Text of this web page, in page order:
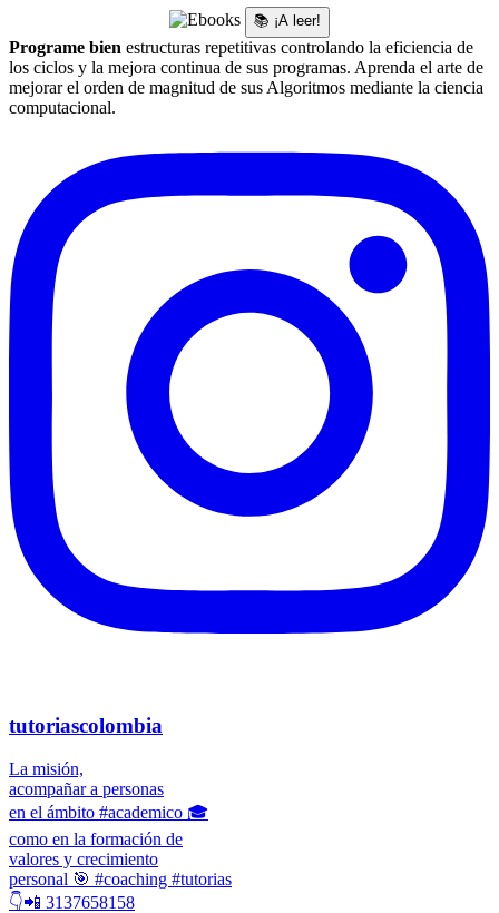
📚 ¡A leer!
Programe bien estructuras repetitivas controlando la eficiencia de
los ciclos y la mejora continua de sus programas. Aprenda el arte de
mejorar el orden de magnitud de sus Algoritmos mediante la ciencia
computacional.
tutoriascolombia
La misión,
acompañar a personas
en el ámbito #academico 🎓
como en la formación de
valores y crecimiento
personal 🎯 #coaching #tutorias
👇📲 3137658158